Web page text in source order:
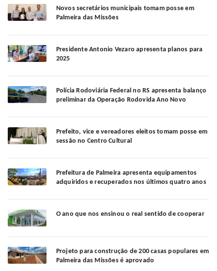
Novos secretários municipais tomam posse em
Palmeira das Missões
Presidente Antonio Vezaro apresenta planos para
2025
Polícia Rodoviária Federal no RS apresenta balanço
preliminar da Operação Rodovida Ano Novo
Prefeito, vice e vereadores eleitos tomam posse em
sessão no Centro Cultural
Prefeitura de Palmeira apresenta equipamentos
adquiridos e recuperados nos últimos quatro anos
O ano que nos ensinou o real sentido de cooperar
Projeto para construção de 200 casas populares em
Palmeira das Missões é aprovado